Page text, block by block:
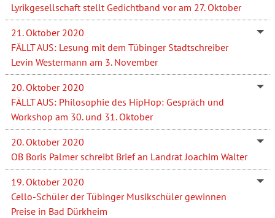
Lyrikgesellschaft stellt Gedichtband vor am 27. Oktober
21. Oktober 2020
FÄLLT AUS: Lesung mit dem Tübinger Stadtschreiber
Levin Westermann am 3. November
20. Oktober 2020
FÄLLT AUS: Philosophie des HipHop: Gespräch und
Workshop am 30. und 31. Oktober
20. Oktober 2020
OB Boris Palmer schreibt Brief an Landrat Joachim Walter
19. Oktober 2020
Cello-Schüler der Tübinger Musikschüler gewinnen
Preise in Bad Dürkheim